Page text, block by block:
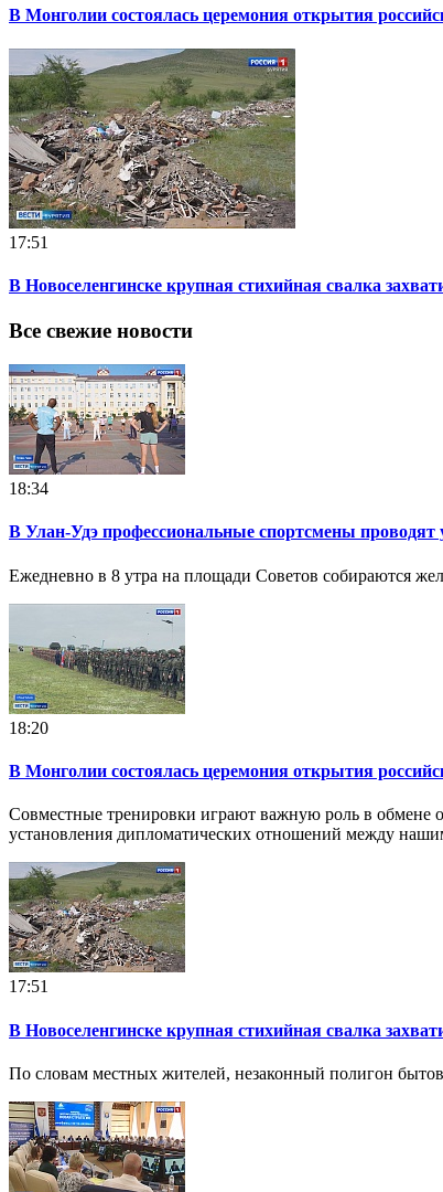
В Монголии состоялась церемония открытия
17:51
В Новоселенгинске крупная стихийная свалка
Все свежие новости
18:34
В Улан-Удэ профессиональные спортсмены проводят
Ежедневно в 8 утра на площади Советов собираются
18:20
В Монголии состоялась церемония открытия
Совместные тренировки играют важную роль в обмене
установления дипломатических отношений между
17:51
В Новоселенгинске крупная стихийная свалка
По словам местных жителей, незаконный полигон